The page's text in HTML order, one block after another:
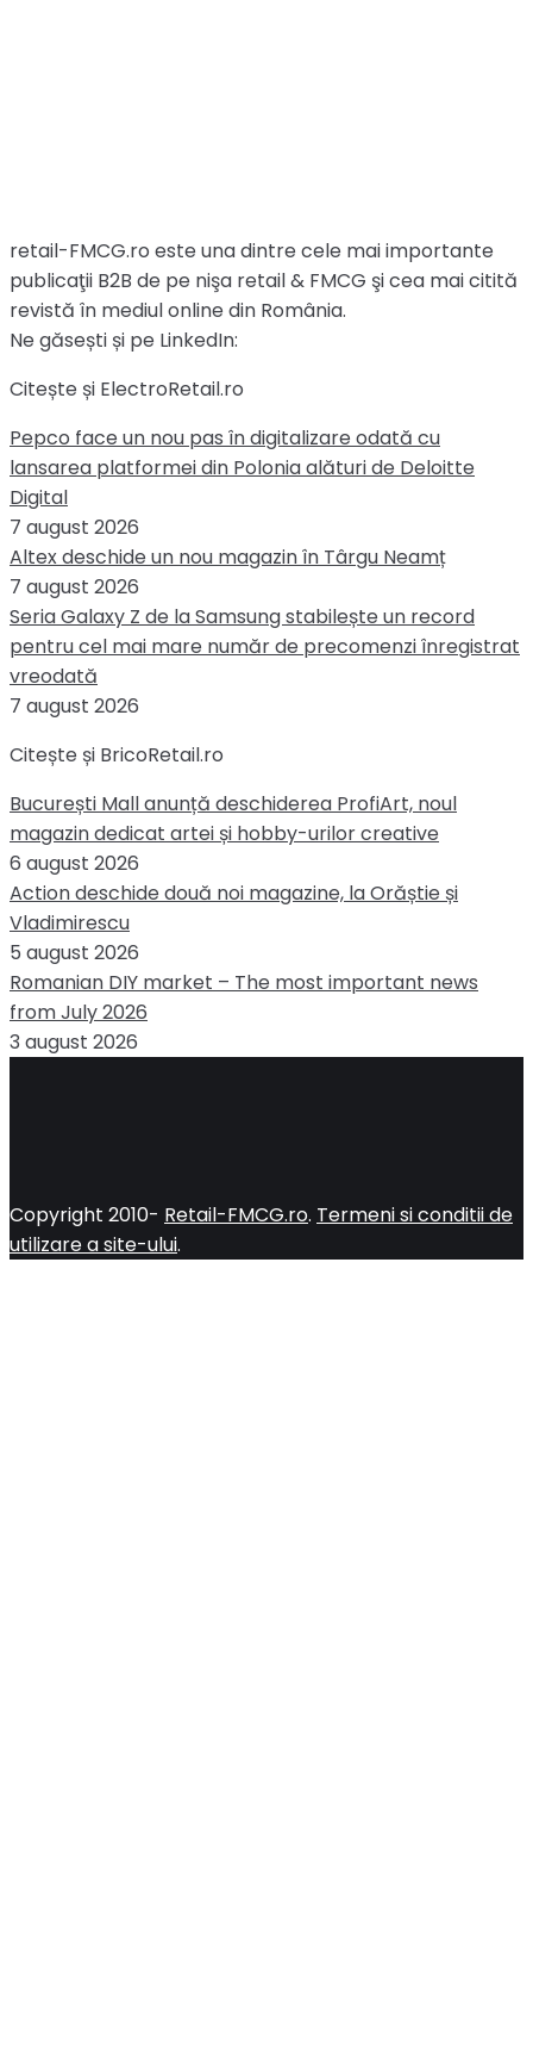
retail-FMCG.ro este una dintre cele mai importante
publicaţii B2B de pe nişa retail & FMCG şi cea mai citită
revistă în mediul online din România.
Ne găsești și pe LinkedIn:
Citește și ElectroRetail.ro
Pepco face un nou pas în digitalizare odată cu
lansarea platformei din Polonia alături de Deloitte
Digital
7 august 2026
Altex deschide un nou magazin în Târgu Neamț
7 august 2026
Seria Galaxy Z de la Samsung stabilește un record
pentru cel mai mare număr de precomenzi înregistrat
vreodată
7 august 2026
Citește și BricoRetail.ro
București Mall anunță deschiderea ProfiArt, noul
magazin dedicat artei și hobby-urilor creative
6 august 2026
Action deschide două noi magazine, la Orăștie și
Vladimirescu
5 august 2026
Romanian DIY market – The most important news
from July 2026
3 august 2026
Copyright 2010- Retail-FMCG.ro. Termeni si conditii de
utilizare a site-ului.